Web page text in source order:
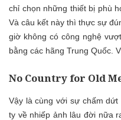
chỉ chọn những thiết bị phù
Và câu kết này thì thực sự
giờ không có công nghệ
bằng các hãng Trung Quốc.
No Country for Old
Vậy là cùng với sự chấm
ty về nhiếp ảnh lâu đời nữa